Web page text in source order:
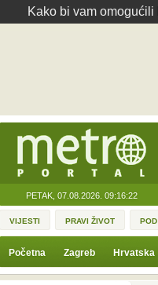
Kako bi vam
PETAK, 07.08.2026. 09:16:22
VIJESTI PRAVI ŽIVOT
Početna Zagreb Hrvatska